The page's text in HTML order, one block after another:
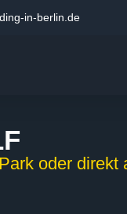
in-berlin.de
oder